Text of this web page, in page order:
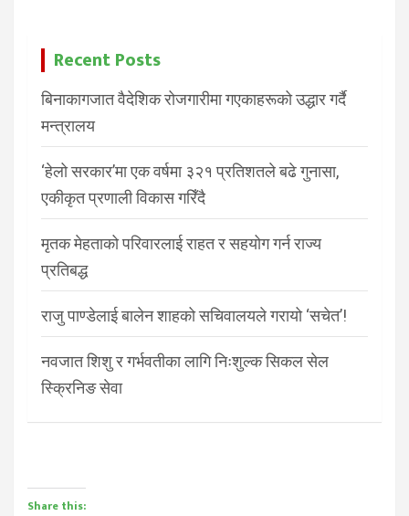
Recent Posts
बिनाकागजात वैदेशिक रोजगारीमा गएकाहरूको उद्धार गर्दै
मन्त्रालय
‘हेलो सरकार’मा एक वर्षमा ३२१ प्रतिशतले बढे गुनासा,
एकीकृत प्रणाली विकास गरिँदै
मृतक मेहताको परिवारलाई राहत र सहयोग गर्न राज्य
प्रतिबद्ध
राजु पाण्डेलाई बालेन शाहको सचिवालयले गरायो ‘सचेत’!
नवजात शिशु र गर्भवतीका लागि निःशुल्क सिकल सेल
स्क्रिनिङ सेवा
Share this: